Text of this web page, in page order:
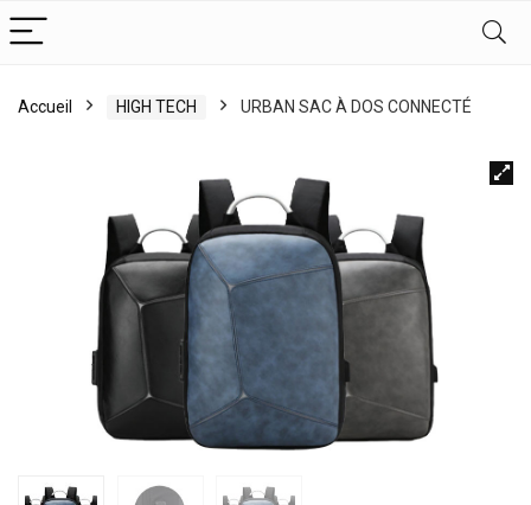
Accueil HIGH TECH URBAN SAC À DOS CONNECTÉ